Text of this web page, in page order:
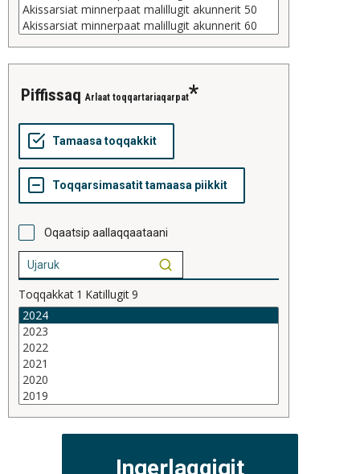
piffissaq Arlaat toqqartariaqarpat
Oqaatsip aallaqqaataani
Toqqakkat 1 Katillugit9